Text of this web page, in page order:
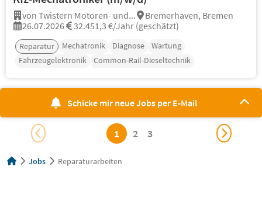
von Twistern Motoren- und...
Bremerhaven, Bremen
26.07.2026
32.451,3 €/Jahr (geschätzt)
Reparatur Mechatronik Diagnose
Wartung
Fahrzeugelektronik
Common-Rail-Dieseltechnik
Schicke mir neue Jobs per E-Mail
1 2 3
Jobs Reparaturarbeiten